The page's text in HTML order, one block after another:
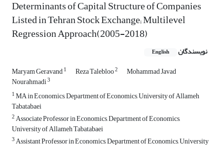
Determinants of Capital Structure of Companies
Listed in Tehran Stock Exchange; Multilevel
Regression Approach(2005-2018)
نویسندگان English
Maryam Geravand1 Reza Talebloo2 Mohammad Javad
Nourahmadi3
1MA in Economics, Department of Economics, University of Allameh
Tabatabaei
2Associate Professor in Economics, Department of Economics,
University of Allameh Tabatabaei
3Assistant Professor in Economics, Department of Economics, University